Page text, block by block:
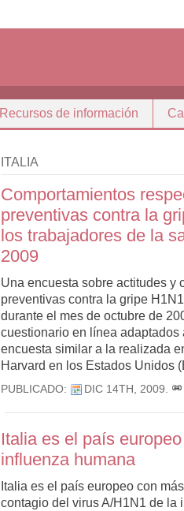
Recursos de información
ITALIA
Comportamientos
preventivas contra la
los trabajadores de la
2009
Una encuesta sobre actitudes y
preventivas contra la gripe
durante el mes de octubre de
cuestionario en línea
encuesta similar a la realizada
Harvard en los Estados Unidos
PUBLICADO: DIC 14TH, 2009.
Italia es el país
influenza humana
Italia es el país europeo con
contagio del virus A/H1N1 de la